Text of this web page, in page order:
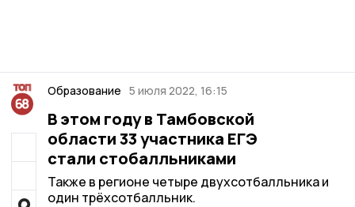
Образование 5 июля 2022, 16:15
В этом году в Тамбовской
области 33 участника ЕГЭ
стали стобалльниками
Также в регионе четыре двухсотбалльника и
один трёхсотбалльник.